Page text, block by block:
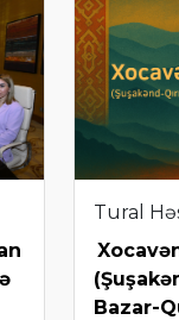
Tural
Bazar-